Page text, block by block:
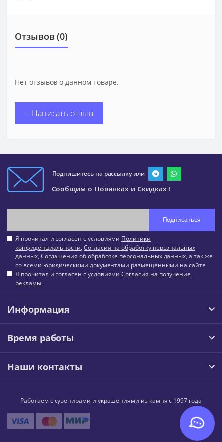
Отзывов (0)
Нет отзывов о данном товаре.
+ Написать отзыв
Подпишитесь на рассылку или
Сообщим о Новинках и Скидках !
Подписаться
Я прочитал и согласен с условиями Политики
конфиденциальности, Согласия на обработку персональных
данных, Соглашения об обработке персональных данных, а так же
со всеми юридическими документами размещенными на сайте
Я прочитал и согласен с условиями Согласия на получение
рекламы
Информация
Время работы
Наши контакты
Работаем с сувенирами и украшениями из камня с 1997 года